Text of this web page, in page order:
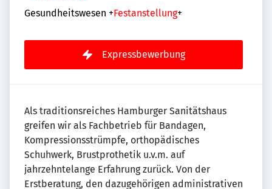
Gesundheitswesen +Festanstellung+
Expressbewerbung
Als traditionsreiches Hamburger Sanitätshaus
greifen wir als Fachbetrieb für Bandagen,
Kompressionsstrümpfe, orthopädisches
Schuhwerk, Brustprothetik u.v.m. auf
jahrzehntelange Erfahrung zurück. Von der
Erstberatung, den dazugehörigen administrativen